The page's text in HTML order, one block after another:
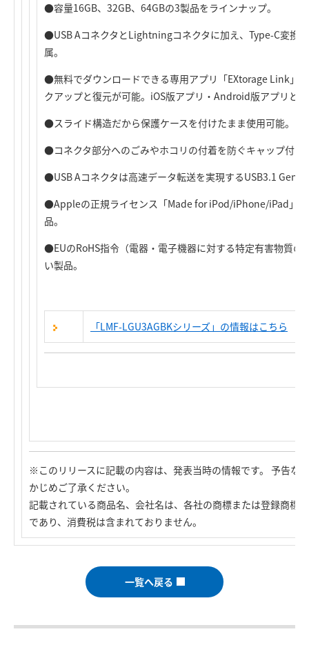
●容量16GB、32GB、64GBの3製品をラインナップ。
●USB AコネクタとLightningコネクタに加え、Type-C変換
属。
●無料でダウンロードできる専用アプリ「EXtorage Link」
クアップと復元が可能。iOS版アプリ・Android版アプリと
●スライド構造だから保護ケースを付けたまま使用可能。
●コネクタ部分へのごみやホコリの付着を防ぐキャップ付き
●USB Aコネクタは高速データ転送を実現するUSB3.1 Gen1
●Appleの正規ライセンス「Made for iPod/iPhone/iPad」
品。
●EUのRoHS指令（電器・電子機器に対する特定有害物質の
い製品。
「LMF-LGU3AGBKシリーズ」の情報はこちら
※このリリースに記載の内容は、発表当時の情報です。 予告な
かじめご了承ください。
記載されている商品名、会社名は、各社の商標または登録商標
であり、消費税は含まれておりません。
一覧へ戻る